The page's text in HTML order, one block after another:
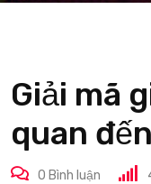
Giải mã
quan
0 Bình luận